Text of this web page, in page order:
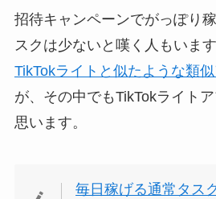
招待キャンペーンでがっぽり
スクは少ないと嘆く人もいま
TikTokライトと似たような類似
が、その中でもTikTokライト
思います。
毎日稼げる通常タス